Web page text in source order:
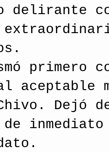
delirante
primero
Dejó